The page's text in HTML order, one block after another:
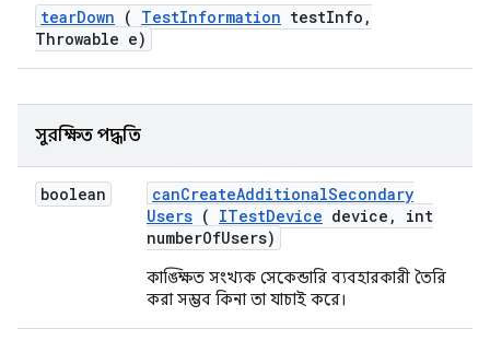
tearDown ( TestInformation testInfo ,
Throwable e)
সুরক্ষিত পদ্ধতি
boolean canCreateAdditionalSecondary
Users ( ITestDevice device ,
int
numberOfUsers)
কাঙ্ক্ষিত সংখ্যক সেকেন্ডারি ব্যবহারকারী তৈরি
করা সম্ভব কিনা তা যাচাই করে।